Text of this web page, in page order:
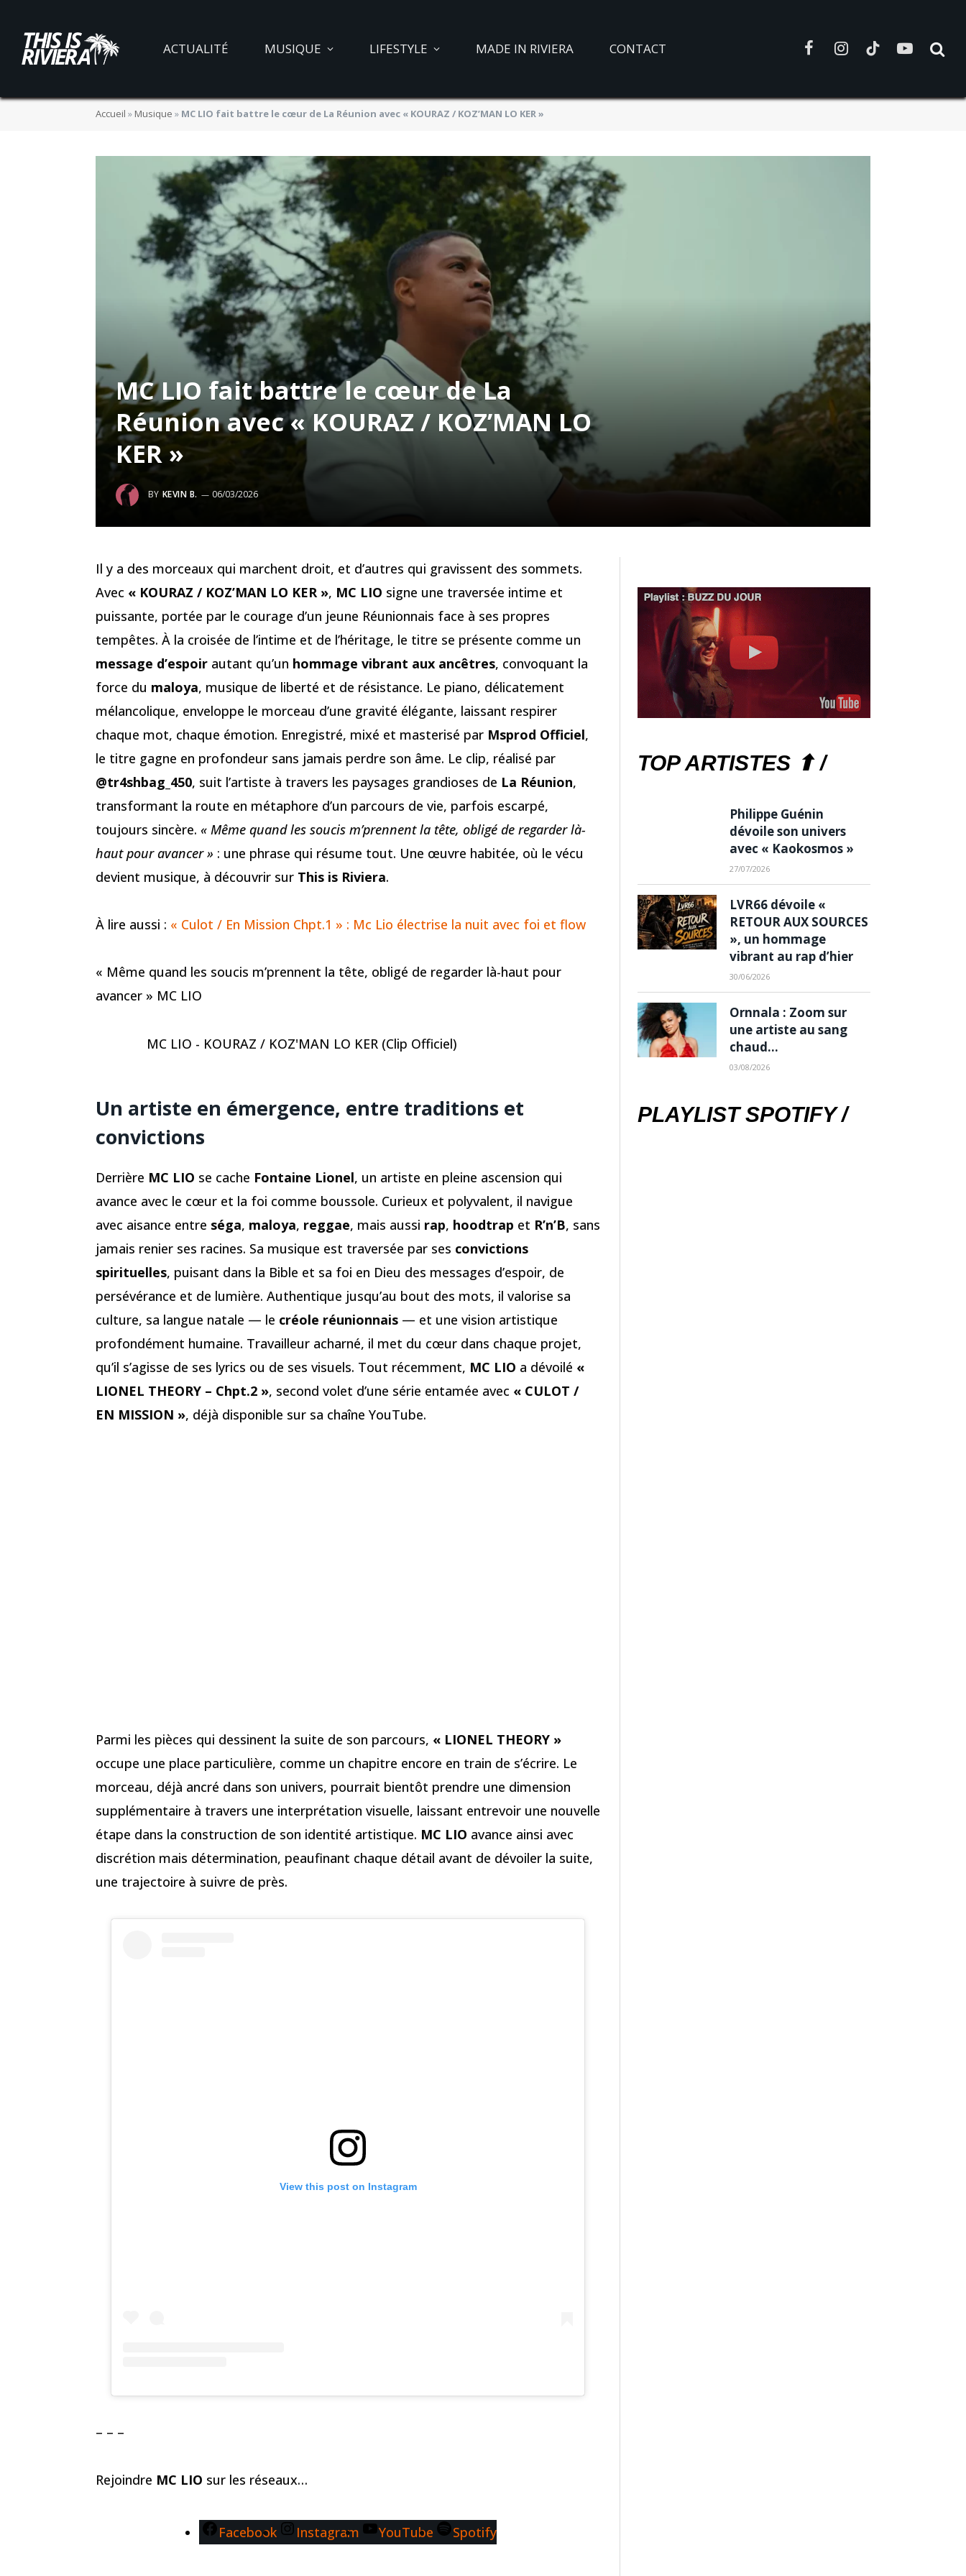
ACTUALITÉ MUSIQUE LIFESTYLE MADE IN RIVIERA CONTACT FacebookInstagramTikTokYouTube
Accueil » Musique » MC LIO fait battre le cœur de La Réunion avec « KOURAZ / KOZ’MAN LO KER »
MC LIO fait battre le cœur de La
Réunion avec « KOURAZ / KOZ’MAN LO
KER »
BY KEVIN B. 06/03/2026
Il y a des morceaux qui marchent droit, et d’autres qui gravissent des sommets.
Avec « KOURAZ / KOZ’MAN LO KER », MC LIO signe une traversée intime et
puissante, portée par le courage d’un jeune Réunionnais face à ses propres
tempêtes. À la croisée de l’intime et de l’héritage, le titre se présente comme un
message d’espoir autant qu’un hommage vibrant aux ancêtres, convoquant la
force du maloya, musique de liberté et de résistance. Le piano, délicatement
mélancolique, enveloppe le morceau d’une gravité élégante, laissant respirer
chaque mot, chaque émotion. Enregistré, mixé et masterisé par Msprod Officiel,
le titre gagne en profondeur sans jamais perdre son âme. Le clip, réalisé par
@tr4shbag_450, suit l’artiste à travers les paysages grandioses de La Réunion,
transformant la route en métaphore d’un parcours de vie, parfois escarpé,
toujours sincère. « Même quand les soucis m’prennent la tête, obligé de regarder là-
haut pour avancer » : une phrase qui résume tout. Une œuvre habitée, où le vécu
devient musique, à découvrir sur This is Riviera.
À lire aussi : « Culot / En Mission Chpt.1 » : Mc Lio électrise la nuit avec foi et flow
« Même quand les soucis m’prennent la tête, obligé de regarder là-haut pour
avancer » MC LIO
MC LIO - KOURAZ / KOZ'MAN LO KER (Clip Officiel)
Un artiste en émergence, entre traditions et
convictions
Derrière MC LIO se cache Fontaine Lionel, un artiste en pleine ascension qui
avance avec le cœur et la foi comme boussole. Curieux et polyvalent, il navigue
avec aisance entre séga, maloya, reggae, mais aussi rap, hoodtrap et R’n’B, sans
jamais renier ses racines. Sa musique est traversée par ses convictions
spirituelles, puisant dans la Bible et sa foi en Dieu des messages d’espoir, de
persévérance et de lumière. Authentique jusqu’au bout des mots, il valorise sa
culture, sa langue natale — le créole réunionnais — et une vision artistique
profondément humaine. Travailleur acharné, il met du cœur dans chaque projet,
qu’il s’agisse de ses lyrics ou de ses visuels. Tout récemment, MC LIO a dévoilé «
LIONEL THEORY – Chpt.2 », second volet d’une série entamée avec « CULOT /
EN MISSION », déjà disponible sur sa chaîne YouTube.
Parmi les pièces qui dessinent la suite de son parcours, « LIONEL THEORY »
occupe une place particulière, comme un chapitre encore en train de s’écrire. Le
morceau, déjà ancré dans son univers, pourrait bientôt prendre une dimension
supplémentaire à travers une interprétation visuelle, laissant entrevoir une nouvelle
étape dans la construction de son identité artistique. MC LIO avance ainsi avec
discrétion mais détermination, peaufinant chaque détail avant de dévoiler la suite,
une trajectoire à suivre de près.
View this post on Instagram
– – –
Rejoindre MC LIO sur les réseaux…
Facebook Instagram YouTube Spotify
TOP ARTISTES ⬆ /
Philippe Guénin
dévoile son univers
avec « Kaokosmos »
27/07/2026
LVR66 dévoile «
RETOUR AUX SOURCES
», un hommage
vibrant au rap d’hier
30/06/2026
Ornnala : Zoom sur
une artiste au sang
chaud…
03/08/2026
PLAYLIST SPOTIFY /